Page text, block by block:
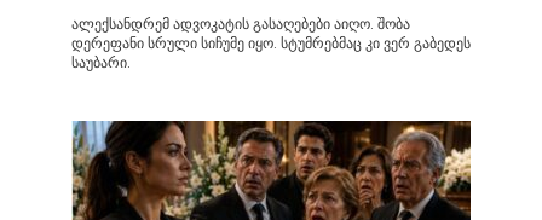
ალექსანდრემ ადვოკატის გასაღებები აიღო. შობა
დერეფანი სრული სიჩუმე იყო. სტუმრებმაც კი ვერ გაბედეს
საუბარი.